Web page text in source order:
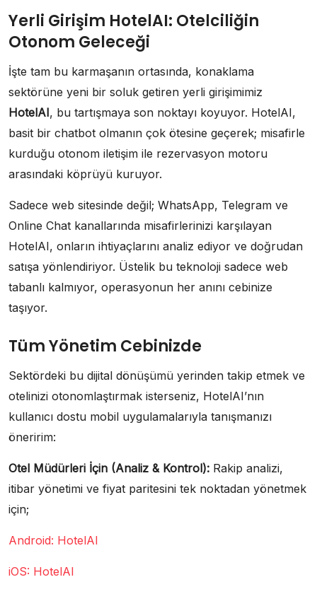
Yerli Girişim HotelAI: Otelciliğin
Otonom Geleceği
İşte tam bu karmaşanın ortasında, konaklama
sektörüne yeni bir soluk getiren yerli girişimimiz
HotelAI, bu tartışmaya son noktayı koyuyor. HotelAI,
basit bir chatbot olmanın çok ötesine geçerek; misafirle
kurduğu otonom iletişim ile rezervasyon motoru
arasındaki köprüyü kuruyor.
Sadece web sitesinde değil; WhatsApp, Telegram ve
Online Chat kanallarında misafirlerinizi karşılayan
HotelAI, onların ihtiyaçlarını analiz ediyor ve doğrudan
satışa yönlendiriyor. Üstelik bu teknoloji sadece web
tabanlı kalmıyor, operasyonun her anını cebinize
taşıyor.
Tüm Yönetim Cebinizde
Sektördeki bu dijital dönüşümü yerinden takip etmek ve
otelinizi otonomlaştırmak isterseniz, HotelAI’nın
kullanıcı dostu mobil uygulamalarıyla tanışmanızı
öneririm:
Otel Müdürleri İçin (Analiz & Kontrol): Rakip analizi,
itibar yönetimi ve fiyat paritesini tek noktadan yönetmek
için;
Android: HotelAI
iOS: HotelAI